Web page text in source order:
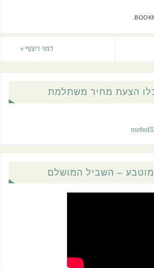
דמוי ריצוף»
הצעת מחיר משתלמת
מוטבע – השביל המושלם